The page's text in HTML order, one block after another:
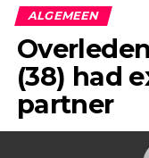
ALGEMEEN
(38) had
partner